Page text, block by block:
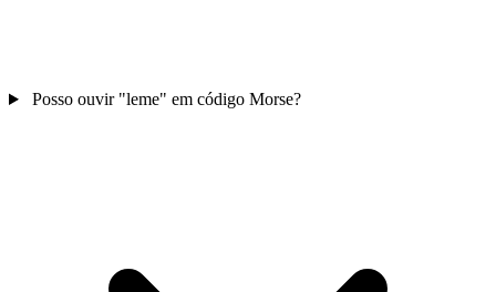
Posso ouvir "leme" em código Morse?